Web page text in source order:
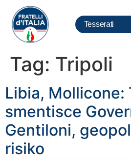
Tesserati
Tag: Tripoli
Libia, Mollicone:
smentisce
Gentiloni,
risiko